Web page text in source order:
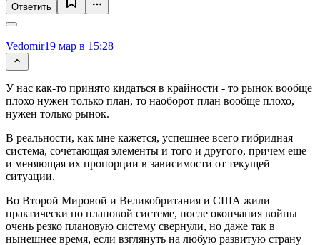
Ответить
Vedomir19 мар в 15:28
У нас как-то принято кидаться в крайности - то рынок вообще
плохо нужен только план, то наоборот план вообще плохо,
нужен только рынок.
В реальности, как мне кажется, успешнее всего гибридная
система, сочетающая элементы и того и другого, причем еще
и меняющая их пропорции в зависимости от текущей
ситуации.
Во Второй Мировой и Великобритания и США жили
практически по плановой системе, после окончания войны
очень резко плановую систему свернули, но даже так в
нынешнее время, если взглянуть на любую развитую страну